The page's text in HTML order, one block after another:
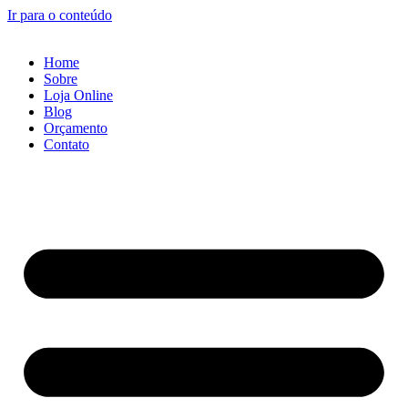
Ir para o conteúdo
Home
Sobre
Loja Online
Blog
Orçamento
Contato